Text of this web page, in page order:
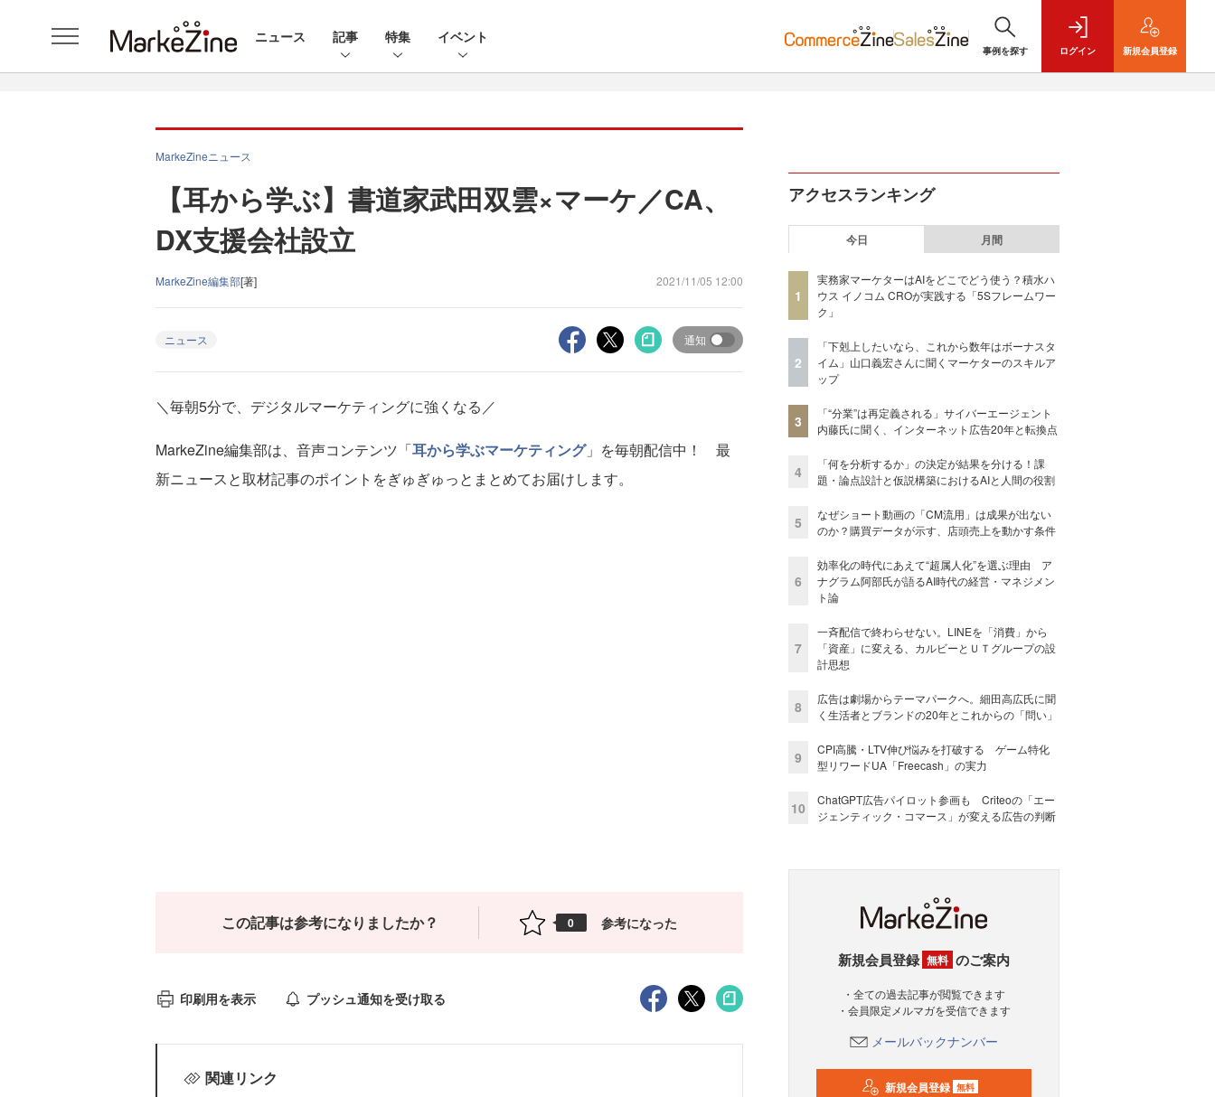
ニュース 記事 特集 イベント
事例を探す ログイン 新規会員登録
MarkeZineニュース
【耳から学ぶ】書道家武田双雲×マーケ／CA、
DX支援会社設立
MarkeZine編集部[著] 2021/11/05 12:00
ニュース 通知
＼毎朝5分で、デジタルマーケティングに強くなる／
MarkeZine編集部は、音声コンテンツ「耳から学ぶマーケティング」を毎朝配信中！ 最
新ニュースと取材記事のポイントをぎゅぎゅっとまとめてお届けします。
この記事は参考になりましたか？ 0 参考になった
印刷用を表示 プッシュ通知を受け取る
関連リンク
アクセスランキング
今日 月間
1
実務家マーケターはAIをどこでどう使う？積水ハ
ウス イノコム CROが実践する「5Sフレームワー
ク」
2
「下剋上したいなら、これから数年はボーナスタ
イム」山口義宏さんに聞くマーケターのスキルア
ップ
3
「“分業”は再定義される」サイバーエージェント
内藤氏に聞く、インターネット広告20年と転換点
4
「何を分析するか」の決定が結果を分ける！課
題・論点設計と仮説構築におけるAIと人間の役割
5
なぜショート動画の「CM流用」は成果が出ない
のか？購買データが示す、店頭売上を動かす条件
6
効率化の時代にあえて“超属人化”を選ぶ理由 ア
ナグラム阿部氏が語るAI時代の経営・マネジメン
ト論
7
一斉配信で終わらせない。LINEを「消費」から
「資産」に変える、カルビーとＵＴグループの設
計思想
8
広告は劇場からテーマパークへ。細田高広氏に聞
く生活者とブランドの20年とこれからの「問い」
9
CPI高騰・LTV伸び悩みを打破する ゲーム特化
型リワードUA「Freecash」の実力
10
ChatGPT広告パイロット参画も Criteoの「エー
ジェンティック・コマース」が変える広告の判断
新規会員登録 無料 のご案内
・全ての過去記事が閲覧できます
・会員限定メルマガを受信できます
メールバックナンバー
新規会員登録 無料